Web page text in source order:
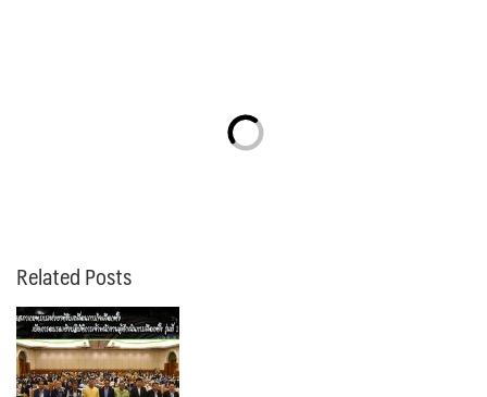
Related Posts